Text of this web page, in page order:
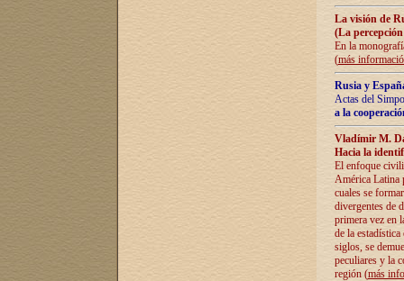
La visión de
(La
En la
(más
Rusia y
Actas del
a la
Vladímir M.
Hacia la
El enfoque
América Latina
cuales se
divergentes de
primera vez en
de la
siglos, se
peculiares y la
región (más